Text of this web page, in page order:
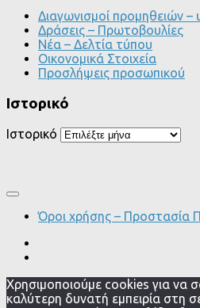
Διαγωνισμοί προμηθειών –
Δράσεις – Πρωτοβουλίες
Νέα – Δελτία τύπου
Οικονομικά Στοιχεία
Προσλήψεις προσωπικού
Ιστορικό
Ιστορικό
Όροι χρήσης – Προστασία
Χρησιμοποιούμε cookies για να
καλύτερη δυνατή εμπειρία στη